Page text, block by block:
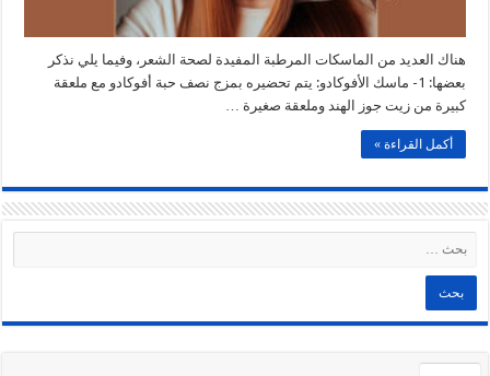
هناك العديد من الماسكات المرطبة المفيدة لصحة الشعر، وفيما يلي نذكر
بعضها: 1- ماسك الأفوكادو: يتم تحضيره بمزج نصف حبة أفوكادو مع ملعقة
كبيرة من زيت جوز الهند وملعقة صغيرة …
أكمل القراءة »